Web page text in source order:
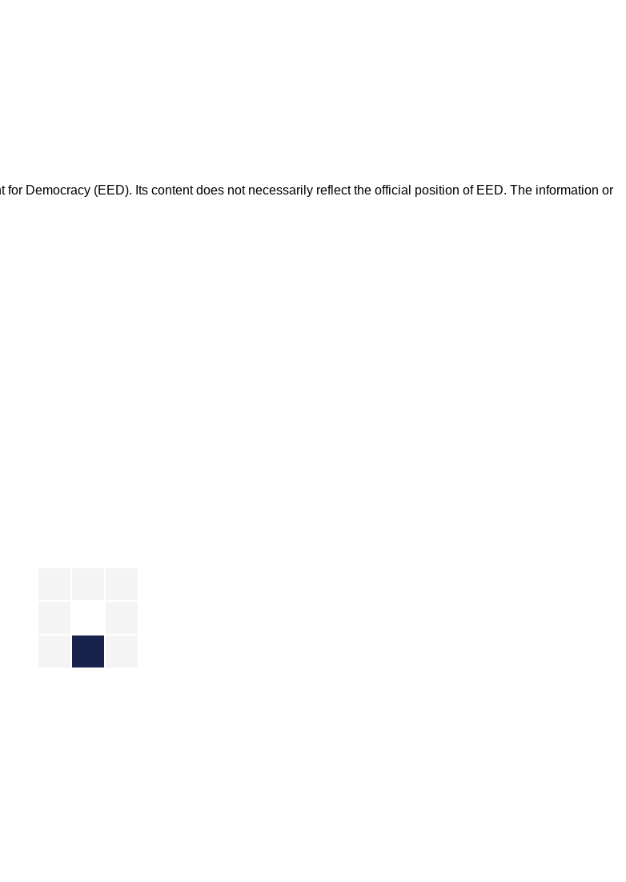
Democracy (EED). Its content does not necessarily reflect the official position of EED. The information or